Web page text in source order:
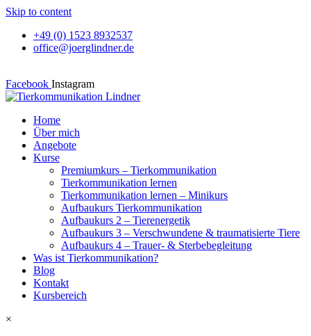
Skip to content
+49 (0) 1523 8932537
office@joerglindner.de
Facebook Instagram
Home
Über mich
Angebote
Kurse
Premiumkurs – Tierkommunikation
Tierkommunikation lernen
Tierkommunikation lernen – Minikurs
Aufbaukurs Tierkommunikation
Aufbaukurs 2 – Tierenergetik
Aufbaukurs 3 – Verschwundene & traumatisierte Tiere
Aufbaukurs 4 – Trauer- & Sterbebegleitung
Was ist Tierkommunikation?
Blog
Kontakt
Kursbereich
×